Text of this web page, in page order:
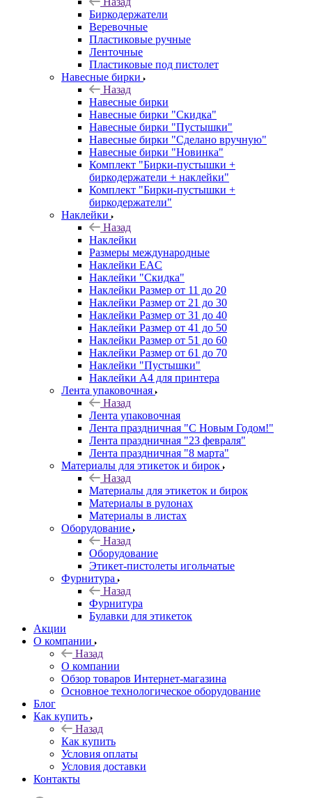
Биркодержатели
Веревочные
Пластиковые ручные
Ленточные
Пластиковые под пистолет
Навесные бирки
Назад
Навесные бирки
Навесные бирки "Скидка"
Навесные бирки "Пустышки"
Навесные бирки "Сделано вручную"
Навесные бирки "Новинка"
Комплект "Бирки-пустышки +
биркодержатели + наклейки"
Комплект "Бирки-пустышки +
биркодержатели"
Наклейки
Назад
Наклейки
Размеры международные
Наклейки EAC
Наклейки "Скидка"
Наклейки Размер от 11 до 20
Наклейки Размер от 21 до 30
Наклейки Размер от 31 до 40
Наклейки Размер от 41 до 50
Наклейки Размер от 51 до 60
Наклейки Размер от 61 до 70
Наклейки "Пустышки"
Наклейки А4 для принтера
Лента упаковочная
Назад
Лента упаковочная
Лента праздничная "С Новым Годом!"
Лента праздничная "23 февраля"
Лента праздничная "8 марта"
Материалы для этикеток и бирок
Назад
Материалы для этикеток и бирок
Материалы в рулонах
Материалы в листах
Оборудование
Назад
Оборудование
Этикет-пистолеты игольчатые
Фурнитура
Назад
Фурнитура
Булавки для этикеток
Акции
О компании
Назад
О компании
Обзор товаров Интернет-магазина
Основное технологическое оборудование
Блог
Как купить
Назад
Как купить
Условия оплаты
Условия доставки
Контакты